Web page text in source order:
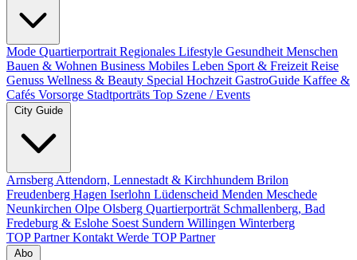
Mode Quartierportrait Regionales Lifestyle Gesundheit Menschen
Bauen & Wohnen Business Mobiles Leben Sport & Freizeit Reise
Genuss Wellness & Beauty Special Hochzeit GastroGuide Kaffee &
Cafés Vorsorge Stadtporträts Top Szene / Events
City Guide
Arnsberg Attendorn, Lennestadt & Kirchhundem Brilon
Freudenberg Hagen Iserlohn Lüdenscheid Menden Meschede
Neunkirchen Olpe Olsberg Quartierporträt Schmallenberg, Bad
Fredeburg & Eslohe Soest Sundern Willingen Winterberg
TOP PartnerKontakt Werde TOP Partner
Abo